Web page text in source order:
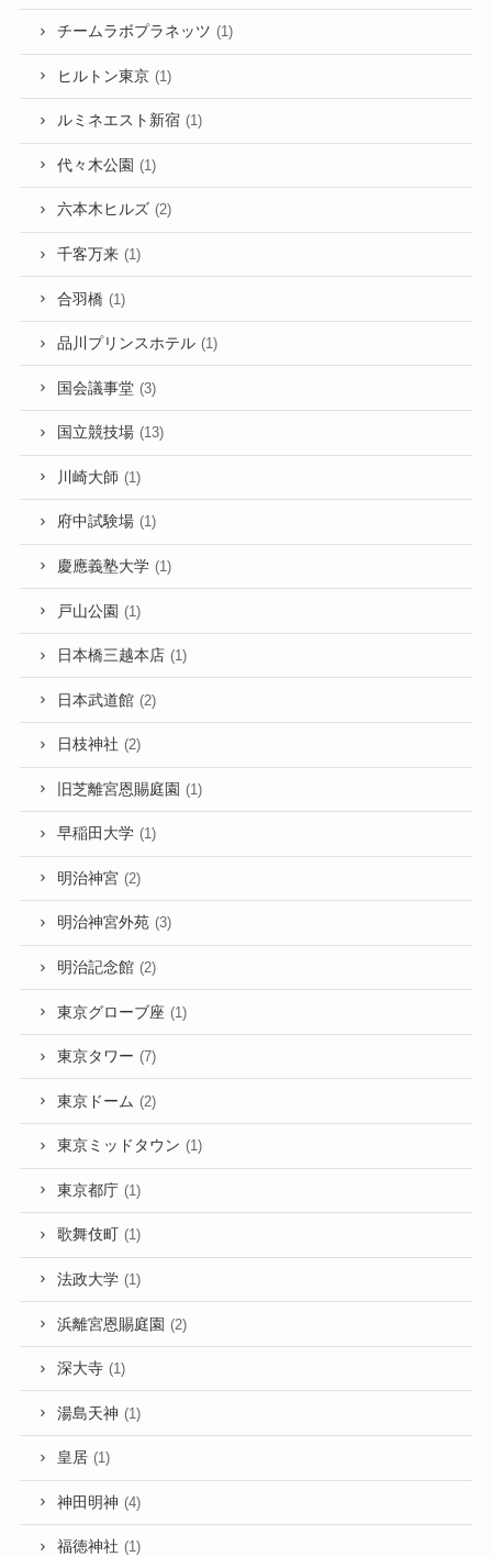
チームラボプラネッツ (1)
ヒルトン東京 (1)
ルミネエスト新宿 (1)
代々木公園 (1)
六本木ヒルズ (2)
千客万来 (1)
合羽橋 (1)
品川プリンスホテル (1)
国会議事堂 (3)
国立競技場 (13)
川崎大師 (1)
府中試験場 (1)
慶應義塾大学 (1)
戸山公園 (1)
日本橋三越本店 (1)
日本武道館 (2)
日枝神社 (2)
旧芝離宮恩賜庭園 (1)
早稲田大学 (1)
明治神宮 (2)
明治神宮外苑 (3)
明治記念館 (2)
東京グローブ座 (1)
東京タワー (7)
東京ドーム (2)
東京ミッドタウン (1)
東京都庁 (1)
歌舞伎町 (1)
法政大学 (1)
浜離宮恩賜庭園 (2)
深大寺 (1)
湯島天神 (1)
皇居 (1)
神田明神 (4)
福徳神社 (1)